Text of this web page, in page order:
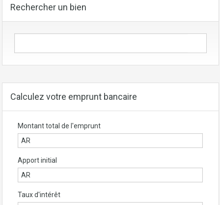
Rechercher un bien
Calculez votre emprunt bancaire
Montant total de l'emprunt
Apport initial
Taux d'intérêt